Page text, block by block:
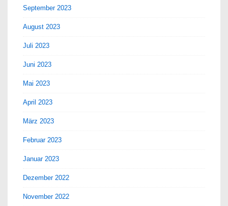
September 2023
August 2023
Juli 2023
Juni 2023
Mai 2023
April 2023
März 2023
Februar 2023
Januar 2023
Dezember 2022
November 2022